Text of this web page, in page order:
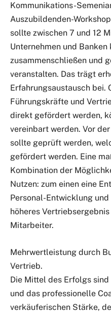
Kommunikations-
Auszubildenden-
sollte zwischen 7 und 12
Unternehmen und Banken
zusammenschließen und
veranstalten. Das trägt
Erfahrungsaustausch bei.
Führungskräfte und
direkt gefördert werden,
vereinbart werden. Vor
sollte geprüft werden,
gefördert werden. Eine
Kombination der
Nutzen: zum einen eine
Personal-Entwicklung
höheres
Mitarbeiter.
Mehrwertleistung durch
Vertrieb.
Die Mittel des Erfolgs
und das professionelle
verkäuferischen Stärke,